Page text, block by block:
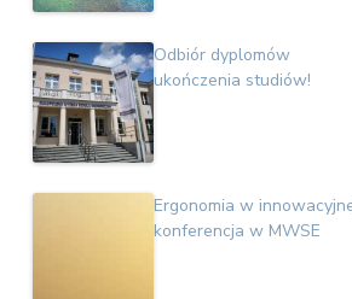
Odbiór dyplomów
ukończenia studiów!
Ergonomia w
konferencja w MWSE